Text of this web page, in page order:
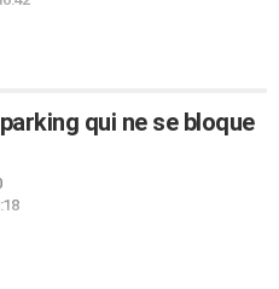
qui ne se bloque